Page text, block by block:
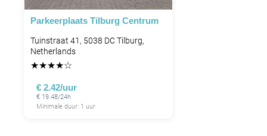
Parkeerplaats Tilburg Centrum
Tuinstraat 41, 5038 DC Tilburg,
Netherlands
★★★★☆
€ 2.42/uur
€ 19.48/24h
Minimale duur: 1 uur